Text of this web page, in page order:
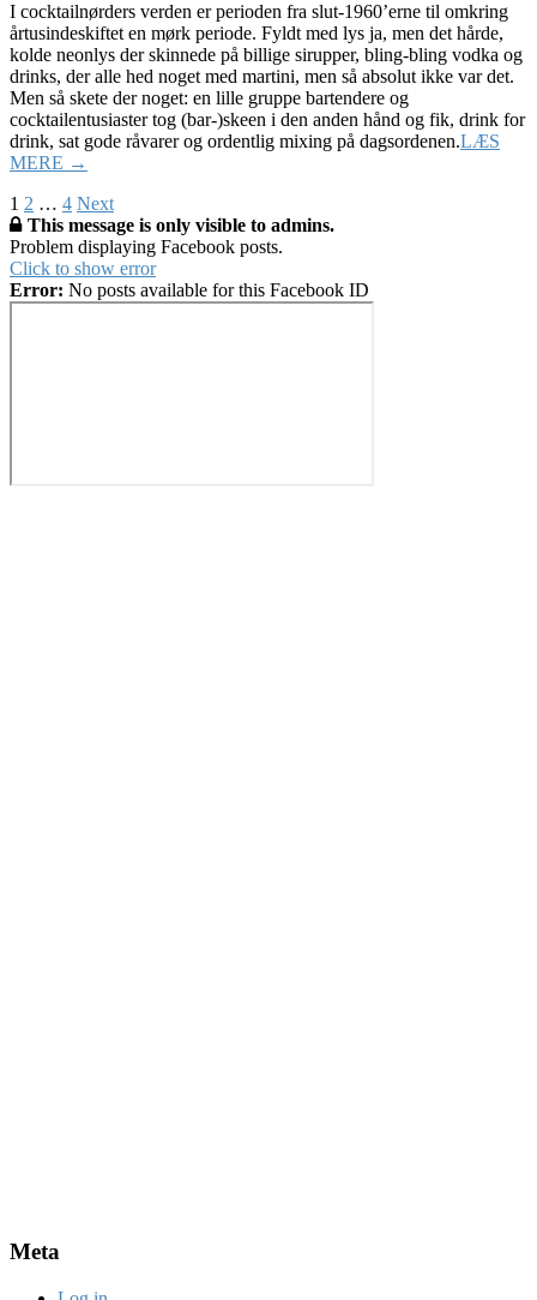
I cocktailnørders verden er perioden fra slut-1960’erne til omkring
årtusindeskiftet en mørk periode. Fyldt med lys ja, men det hårde,
kolde neonlys der skinnede på billige sirupper, bling-bling vodka og
drinks, der alle hed noget med martini, men så absolut ikke var det.
Men så skete der noget: en lille gruppe bartendere og
cocktailentusiaster tog (bar-)skeen i den anden hånd og fik, drink for
drink, sat gode råvarer og ordentlig mixing på dagsordenen.LÆS
MERE →
Posts
pagination
1 2 … 4 Next
This message is only visible to admins.
Problem displaying Facebook posts.
Click to show error
Error: No posts available for this Facebook ID
Meta